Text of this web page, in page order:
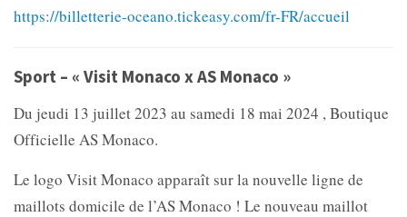
https://billetterie-oceano.tickeasy.com/fr-FR/accueil
Sport – « Visit Monaco x AS Monaco »
Du jeudi 13 juillet 2023 au samedi 18 mai 2024 , Boutique
Officielle AS Monaco.
Le logo Visit Monaco apparaît sur la nouvelle ligne de
maillots domicile de l’AS Monaco ! Le nouveau maillot